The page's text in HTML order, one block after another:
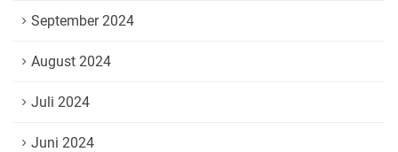
September 2024
August 2024
Juli 2024
Juni 2024